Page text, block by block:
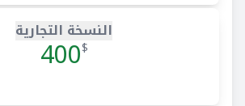
النسخة التجارية
$
400